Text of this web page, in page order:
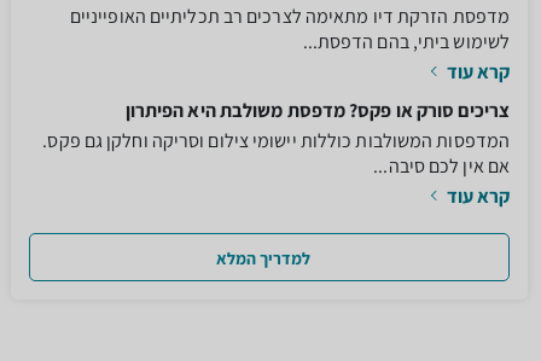
מדפסת הזרקת דיו מתאימה לצרכים רב תכליתיים האופייניים
לשימוש ביתי, בהם הדפסת...
קרא עוד
צריכים סורק או פקס? מדפסת משולבת היא הפיתרון
המדפסות המשולבות כוללות יישומי צילום וסריקה וחלקן גם פקס.
אם אין לכם סיבה...
קרא עוד
למדריך המלא